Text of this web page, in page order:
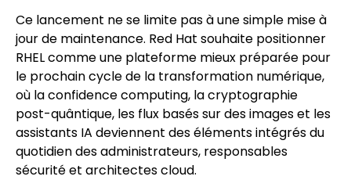
Ce lancement ne se limite pas à une simple mise à
jour de maintenance. Red Hat souhaite positionner
RHEL comme une plateforme mieux préparée pour
le prochain cycle de la transformation numérique,
où la confidence computing, la cryptographie
post-quântique, les flux basés sur des images et les
assistants IA deviennent des éléments intégrés du
quotidien des administrateurs, responsables
sécurité et architectes cloud.